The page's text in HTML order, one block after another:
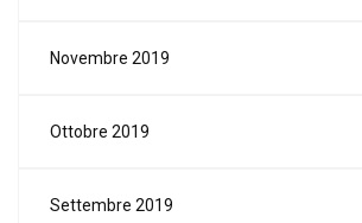
Novembre 2019
Ottobre 2019
Settembre 2019